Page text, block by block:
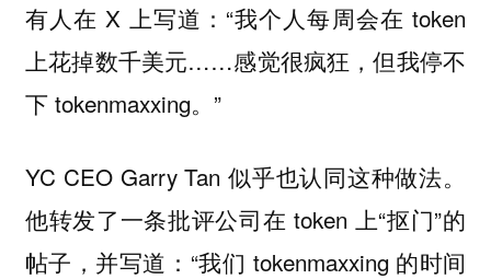
有人在 X 上写道：“我个人每周会在 token
上花掉数千美元……感觉很疯狂，但我停不
下 tokenmaxxing。”
YC CEO Garry Tan 似乎也认同这种做法。
他转发了一条批评公司在 token 上“抠门”的
帖子，并写道：“我们 tokenmaxxing 的时间